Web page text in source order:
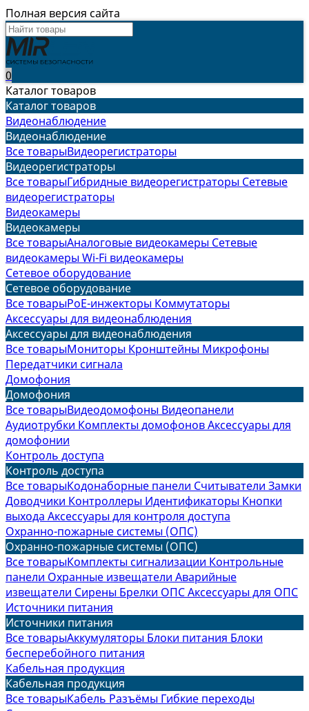
Полная версия сайта
0
Каталог товаров
Каталог товаров
Видеонаблюдение
Видеонаблюдение
Все товарыВидеорегистраторы
Видеорегистраторы
Все товарыГибридные видеорегистраторы Сетевые
видеорегистраторы
Видеокамеры
Видеокамеры
Все товарыАналоговые видеокамеры Сетевые
видеокамерыWi-Fi видеокамеры
Сетевое оборудование
Сетевое оборудование
Все товарыPoE-инжекторы Коммутаторы
Аксессуары для видеонаблюдения
Аксессуары для видеонаблюдения
Все товарыМониторы Кронштейны Микрофоны
Передатчики сигнала
Домофония
Домофония
Все товарыВидеодомофоны Видеопанели
Аудиотрубки Комплекты домофоновАксессуары для
домофонии
Контроль доступа
Контроль доступа
Все товарыКодонаборные панели Считыватели Замки
Доводчики Контроллеры Идентификаторы Кнопки
выхода Аксессуары для контроля доступа
Охранно-пожарные системы (ОПС)
Охранно-пожарные системы (ОПС)
Все товарыКомплекты сигнализации Контрольные
панели Охранные извещатели Аварийные
извещатели Сирены Брелки ОПСАксессуары для ОПС
Источники питания
Источники питания
Все товарыАккумуляторы Блоки питания Блоки
бесперебойного питания
Кабельная продукция
Кабельная продукция
Все товарыКабель Разъёмы Гибкие переходы